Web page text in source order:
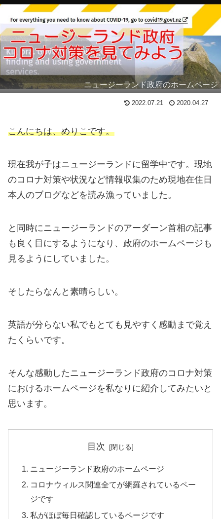
ニュージーランド政府のホームページ
2022.07.21 2020.04.27
こんにちは、めりこです。
現在我が子はニュージーランドに留学中です。現地
のコロナ対策や状況など情報収集のため現地在住日
本人のブログなどを読み漁っていました。
と同時にニュージーランドのアーダーン首相の記事
も良く目にするようになり、政府のホームページも
見るようにしていました。
そしたらなんと素晴らしい。
英語が分らない私でもとても見やすく感動まで覚え
たくらいです。
そんな感動したニュージーランド政府のコロナ対策
におけるホームページを私なりに紹介してみたいと
思います。
目次
ニュージーランド政府のホームページ
コロナウィルス関連全てが網羅されているペー
ジです
私がほぼ毎日確認しているページです